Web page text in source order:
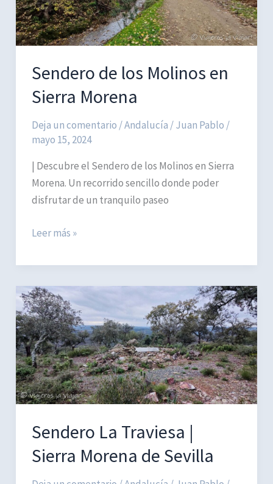
Sendero de los Molinos en
Sierra Morena
Deja un comentario /Andalucía /Juan Pablo /
mayo 15, 2024
| Descubre el Sendero de los Molinos en Sierra
Morena. Un recorrido sencillo donde poder
disfrutar de un tranquilo paseo
Sendero
los
Molinos
en
Sierra
Morena
Leer más »
Sendero La Traviesa |
Sierra Morena de Sevilla